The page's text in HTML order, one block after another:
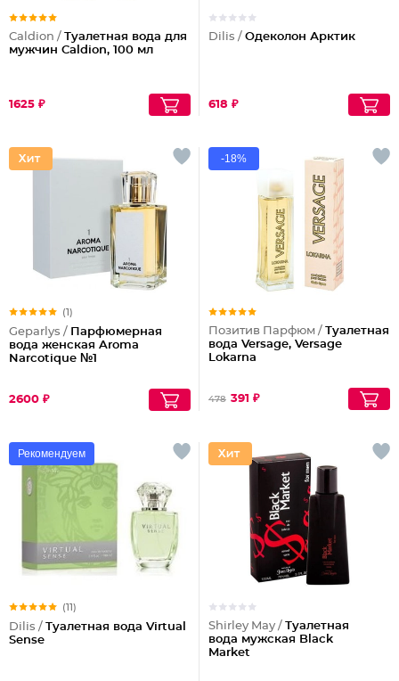
Caldion / Туалетная вода для
мужчин Caldion, 100 мл
1625 ₽
Dilis / Одеколон Арктик
618 ₽
(1)
Geparlys / Парфюмерная
вода женская Aroma
Narcotique №1
2600 ₽
-18%
Позитив Парфюм / Туалетная
вода Versage, Versage
Lokarna
478 391 ₽
Рекомендуем
(11)
Dilis / Туалетная вода Virtual
Sense
Shirley May / Туалетная
вода мужская Black
Market